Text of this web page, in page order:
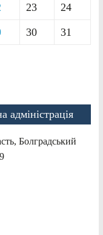
23 24
30 31
адміністрація
Болградський